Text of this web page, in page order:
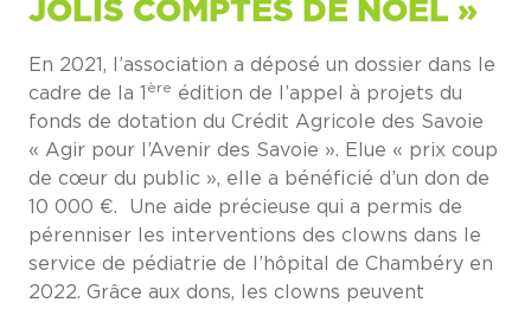
JOLIS COMPTES DE NOËL »
En 2021, l’association a déposé un dossier dans le
cadre de la 1 ère édition de l’appel à projets du
fonds de dotation du Crédit Agricole des Savoie
« Agir pour l’Avenir des Savoie ». Elue « prix coup
de cœur du public », elle a bénéficié d’un don de
10 000 €. Une aide précieuse qui a permis de
pérenniser les interventions des clowns dans le
service de pédiatrie de l’hôpital de Chambéry en
2022. Grâce aux dons, les clowns peuvent